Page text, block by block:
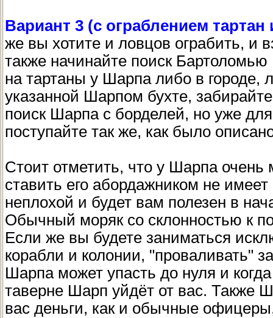
Вариант 3 (с ограблением
же вы хотите и ловцов ограбить, и
также начинайте поиск
на тартаны у Шарпа либо в городе,
указанной Шарпом бухте,
поиск Шарпа с борделей, но уже
поступайте так же, как было
Стоит отметить, что у Шарпа очень
ставить его абордажником не
неплохой и будет вам полезен в
Обычный моряк со склонностью к
Если же вы будете заниматься
корабли и колонии, "проваливать"
Шарпа может упасть до нуля и
таверне Шарп уйдёт от вас. Также
вас деньги, как и обычные